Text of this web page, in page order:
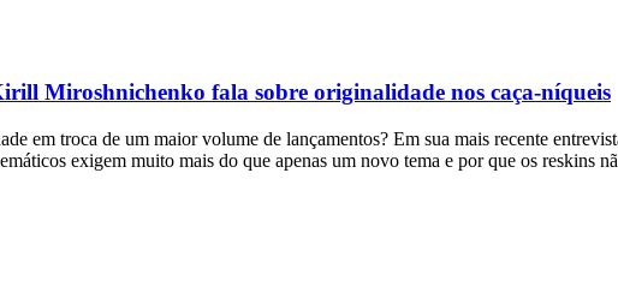
Miroshnichenko fala sobre originalidade nos caça-níqueis
em troca de um maior volume de lançamentos? Em sua mais recente
exigem muito mais do que apenas um novo tema e por que os reskins